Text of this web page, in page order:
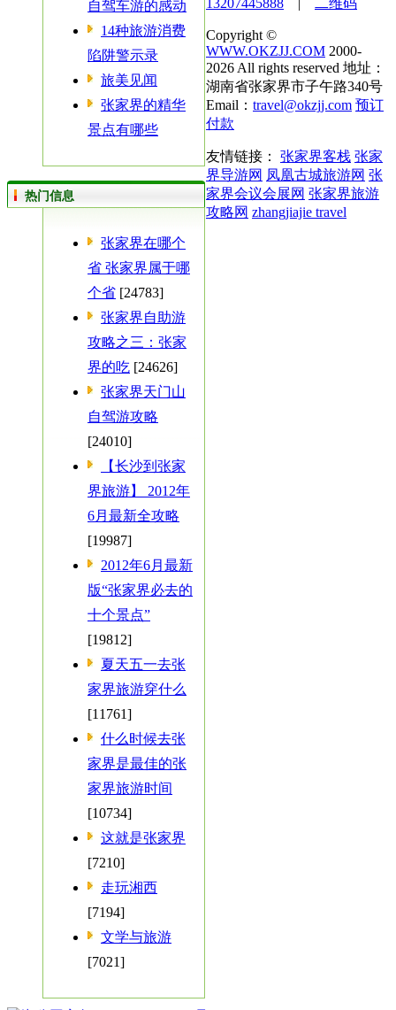
自驾车游的感动
14种旅游消费
陷阱警示录
旅美见闻
张家界的精华
景点有哪些
热门信息
张家界在哪个
省 张家界属于哪
个省 [24783]
张家界自助游
攻略之三：张家
界的吃 [24626]
张家界天门山
自驾游攻略
[24010]
【长沙到张家
界旅游】 2012年
6月最新全攻略
[19987]
2012年6月最新
版“张家界必去的
十个景点”
[19812]
夏天五一去张
家界旅游穿什么
[11761]
什么时候去张
家界是最佳的张
家界旅游时间
[10734]
这就是张家界
[7210]
走玩湘西
[7194]
文学与旅游
[7021]
13207445888 | 二维码
Copyright ©
WWW.OKZJJ.COM 2000-
2026 All rights reserved 地址：
湖南省张家界市子午路340号
Email： travel@okzjj.com 预订
付款
友情链接： 张家界客栈 张家
界导游网 凤凰古城旅游网 张
家界会议会展网 张家界旅游
攻略网 zhangjiajie travel